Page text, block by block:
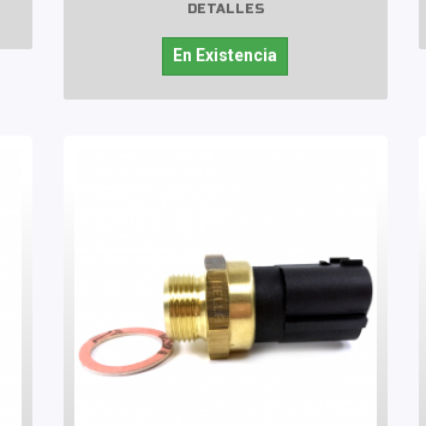
DETALLES
En Existencia